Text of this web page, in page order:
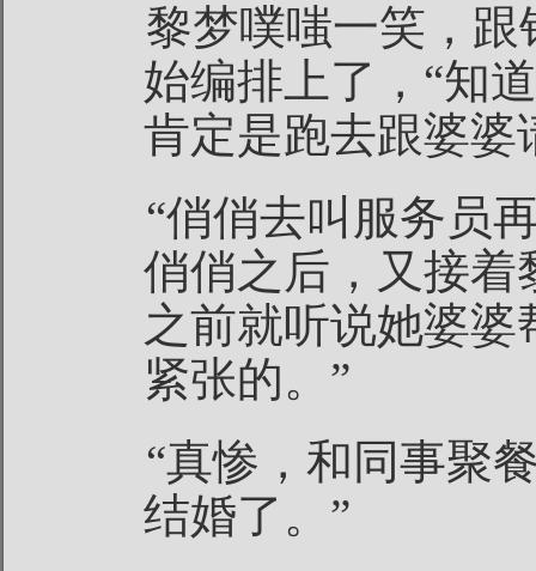
黎梦噗嗤一笑，
始编排上了，“知
肯定是跑去跟婆婆
“俏俏去叫服务员
俏俏之后，又接着
之前就听说她婆
紧张的。”
“真惨，和同事聚
结婚了。”